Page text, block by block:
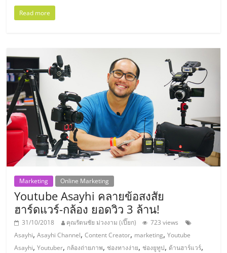
ไชส์
ขาย
หน้า
บ้าน
ลงทุน
น้อย
คืน
ทุน
ปรึกษา
การ
ลงทุน
และ
ขยาย
สา
ขา
Read more
Marketing Online Marketing
Youtube Asayhi คลายข้อสงสัย
ฮาร์ดแวร์-กล้อง ยอดวิว 3 ล้าน!
31/10/2018 คุณรัตนชัย ม่วงงาม (เปี๊ยก)
723 views
Asayhi,Asayhi Channel,Content Creator, marketing,Youtube
Asayhi,Youtuber, กล้องถ่ายภาพ, ช่องทางง่าย, ช่องยูทูป, ด้านฮาร์แวร์,